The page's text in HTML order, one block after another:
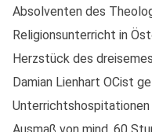
Absolventen des
Religionsunterricht in
Herzstück des
Damian Lienhart OCist